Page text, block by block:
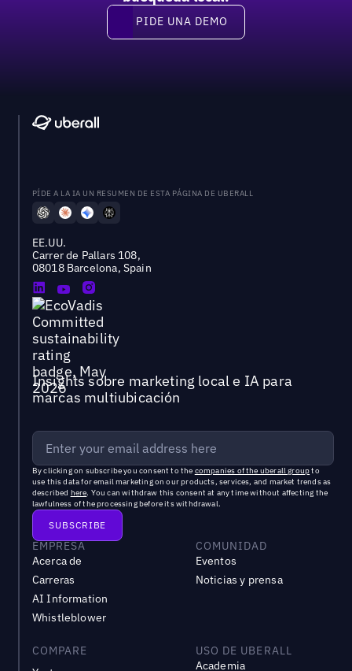
Pide una demo
PIDE UNA DEMO
PÍDE A LA IA UN RESUMEN DE ESTA PÁGINA DE UBERALL
EE.UU.
Carrer de Pallars 108,
08018 Barcelona, Spain
Insights sobre marketing local e IA para
marcas multiubicación
By clicking on subscribe you consent to the companies of the uberall groupto
use this data for email marketing on our products, services, and market trends as
described here. You can withdraw this consent at any time without affecting the
lawfulness of the processing before its withdrawal.
EMPRESA
Acerca de
Carreras
AI Information
Whistleblower
COMUNIDAD
Eventos
Noticias y prensa
COMPARE
USO DE UBERALL
Academia